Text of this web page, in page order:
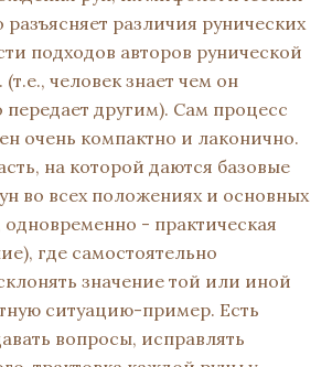
разъясняет различия рунических
подходов авторов рунической
человек знает чем он
передает другим). Сам процесс
очень компактно и лаконично.
на которой даются базовые
во всех положениях и основных
- практическая
где самостоятельно
значение той или иной
ситуацию-пример. Есть
вопросы, исправлять